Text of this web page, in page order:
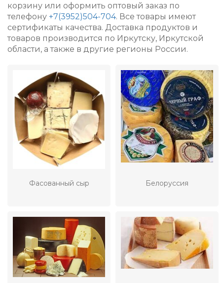
корзину или оформить оптовый заказ по
телефону +7(3952)504-704. Все товары имеют
сертификаты качества. Доставка продуктов и
товаров производится по Иркутску, Иркутской
области, а также в другие регионы России.
Фасованный сыр Белоруссия